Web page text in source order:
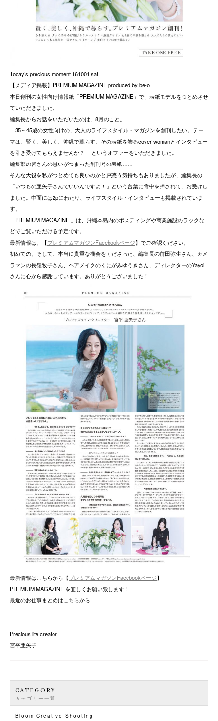
Today’s precious moment 161001 sat.
【メディア掲載】PREMIUM MAGAZINE produced by be-o
本日創刊の女性向け情報紙「PREMIUM MAGAZINE」で、表紙モデルをつとめさせ
ていただきました。
編集長からお話をいただいたのは、8月のこと。
「35～45歳の女性向けの、大人のライフスタイル・マガジンを創刊したい。テー
マは、賢く、美しく、沖縄で暮らす。その表紙を飾るcover womanとインタビュー
を引き受けてもらえませんか？」 というオファーをいただきました。
編集部の皆さんの思いがつまった創刊号の表紙……
そんな大役を私がつとめても良いのかと戸惑う気持ちもありましたが、編集長の
「いつもの亜矢子さんでいいんですよ！」という言葉に背中を押されて、お受けし
ました。中面には2pにわたり、ライフスタイル・インタビューも掲載されていま
す。
「PREMIUM MAGAZINE 」は、沖縄本島内のポスティングや商業施設のラックな
どでご覧いただける予定です。
最新情報は、【プレミアムマガジンFacebookページ】でご確認ください。
初めての、そして、本当に貴重な機会をくださった、編集長の前田弥生さん、カメ
ラマンの長嶺牧子さん、ヘアメイクのくにがみゆうきさん、ディレクターのYayoi
さんに心から感謝しています。ありがとうございました！
最新情報はこちらから【プレミアムマガジンFacebookページ】
PREMIUM MAGAZINE を宜しくお願い致します！
最近のお仕事まとめはこちらから
==============================
Precious life creator
宮平亜矢子
CATEGORY
カテゴリー一覧
Bloom Creative Shooting